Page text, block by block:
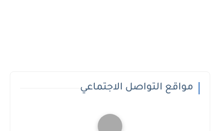
مواقع التواصل الاجتماعي